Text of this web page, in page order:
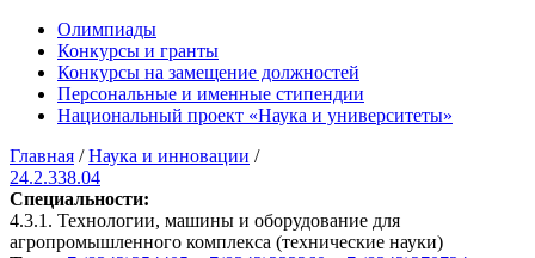
Олимпиады
Конкурсы и гранты
Конкурсы на замещение должностей
Персональные и именные стипендии
Национальный проект «Наука и университеты»
Главная /Наука и инновации /
24.2.338.04
Специальности:
4.3.1. Технологии, машины и оборудование для
агропромышленного комплекса (технические науки)